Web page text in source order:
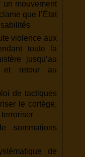
un mouvement
que l’État
violence aux
toute la
jusqu’au
et retour au
de tactiques
le cortège,
sommations
de